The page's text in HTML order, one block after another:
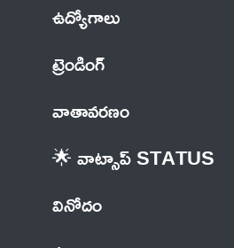
ఉద్యోగాలు
ట్రెండింగ్
వాతావరణం
🌟 వాట్సాప్ STATUS
వినోదం